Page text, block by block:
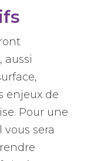
aussi
enjeux de
Pour une
sera